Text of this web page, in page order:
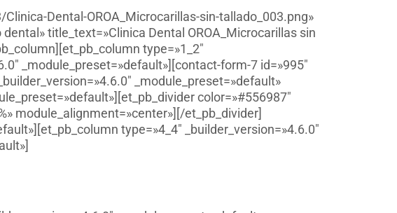
Dental-OROA_Microcarillas-sin-tallado_003.png»
title_text=»Clinica Dental OROA_Microcarillas sin
type=»1_2″
_module_preset=»default»][contact-form-7 id=»995″
_module_preset=»default»
color=»#556987″
module_alignment=»center»][/et_pb_divider]
type=»4_4″ _builder_version=»4.6.0″